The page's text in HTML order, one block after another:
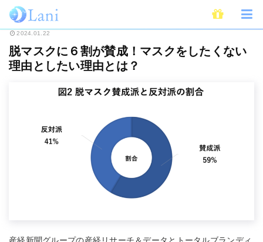
ホーム ライフスタイル 脱マスクに６割が賛成！マスクをしたくない理由
2024.01.22
脱マスクに６割が賛成！マスクをしたくない
理由としたい理由とは？
産経新聞グループの産経リサーチ＆データとトータルブランディ